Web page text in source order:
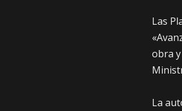
Las
obra
La